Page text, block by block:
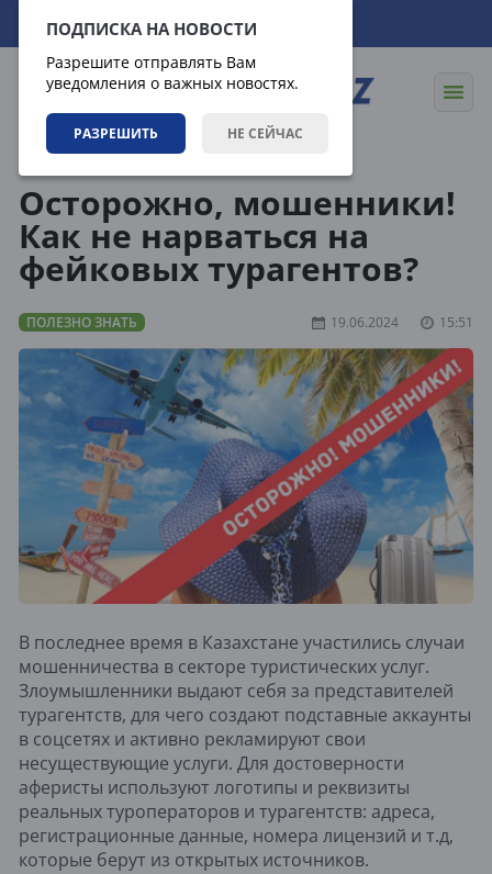
ПОДПИСКА НА НОВОСТИ
Разрешите отправлять Вам
уведомления о важных новостях.
РАЗРЕШИТЬ НЕ СЕЙЧАС
07.08.2026 06:46:42
Осторожно, мошенники!
Как не нарваться на
фейковых турагентов?
ПОЛЕЗНО ЗНАТЬ 19.06.2024 15:51
В последнее время в Казахстане участились случаи
мошенничества в секторе туристических услуг.
Злоумышленники выдают себя за представителей
турагентств, для чего создают подставные аккаунты
в соцсетях и активно рекламируют свои
несуществующие услуги. Для достоверности
аферисты используют логотипы и реквизиты
реальных туроператоров и турагентств: адреса,
регистрационные данные, номера лицензий и т.д,
которые берут из открытых источников.